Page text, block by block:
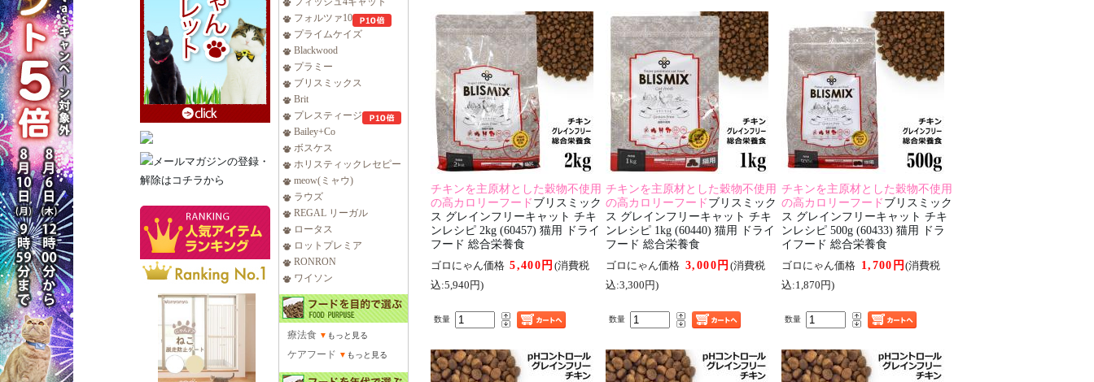
フォルツァ10
プライムケイズ
Blackwood
プラミー
ブリスミックス
Brit
プレスティージ
Bailey+Co
ボスケス
ホリスティックレセピー
meow(ミャウ)
ラウズ
REGAL リーガル
ロータス
ロットプレミア
RONRON
ワイソン
療法食 ▼ もっと見る
ケアフード ▼ もっと見る
チキンを主原材とした穀物不使用
の高カロリーフードブリスミック
ス グレインフリーキャット チキ
ンレシピ 2kg (60457) 猫用 ドライ
フード 総合栄養食
ゴロにゃん価格 5,400円 (消費税
込:5,940円)
数量
チキンを主原材とした穀物不使用
の高カロリーフードブリスミック
ス グレインフリーキャット チキ
ンレシピ 1kg (60440) 猫用 ドライ
フード 総合栄養食
ゴロにゃん価格 3,000円 (消費税
込:3,300円)
数量
チキンを主原材とした穀物不使用
の高カロリーフードブリスミック
ス グレインフリーキャット チキ
ンレシピ 500g (60433) 猫用 ドラ
イフード 総合栄養食
ゴロにゃん価格 1,700円(消費税
込:1,870円)
数量